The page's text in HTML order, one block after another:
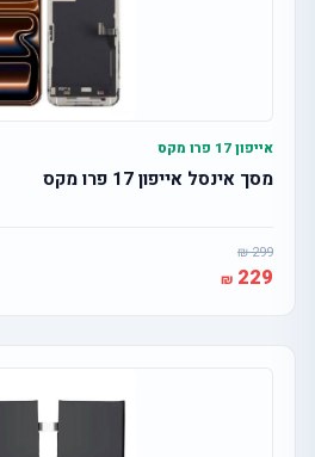
אייפון 17 פרו מקס
מסך אינסל אייפון 17 פרו מקס
299
229